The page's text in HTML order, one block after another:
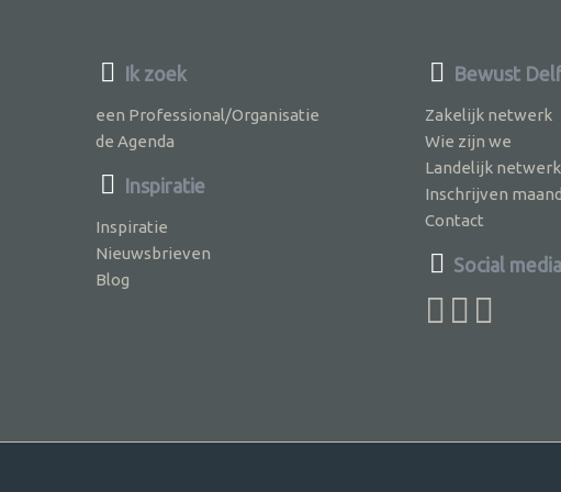
Ik zoek
een Professional/Organisatie
de Agenda
Inspiratie
Inspiratie
Nieuwsbrieven
Blog
Bewust
Zakelijk netwerk
Wie zijn we
Landelijk netwerk
Inschrijven
Contact
Social media